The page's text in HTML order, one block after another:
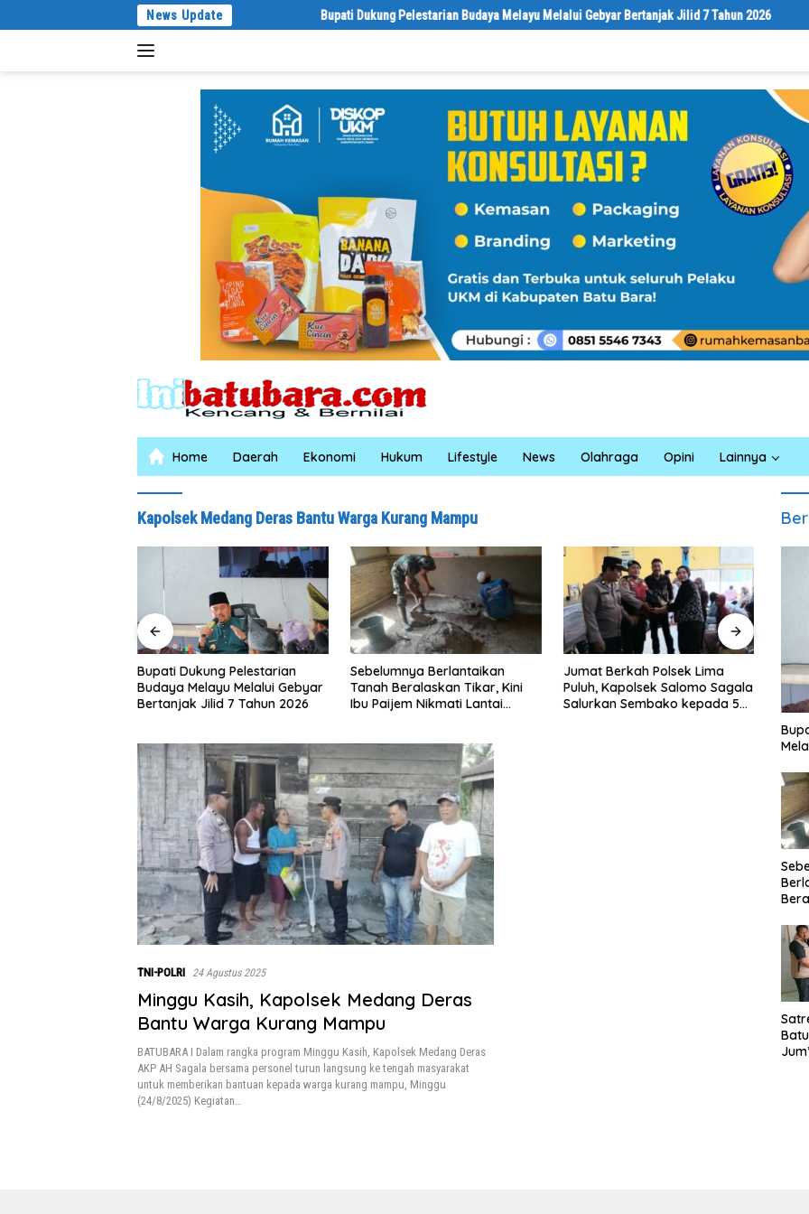
News Update Bupati Dukung Pelestarian Budaya Melayu Melalui Gebyar Bertanjak Jilid 7 Tahun 2026
Home Daerah Ekonomi Hukum Lifestyle News Olahraga Opini Lainnya
Kapolsek Medang Deras Bantu Warga Kurang Mampu
Bupati Dukung Pelestarian
Budaya Melayu Melalui Gebyar
Bertanjak Jilid 7 Tahun 2026
Sebelumnya Berlantaikan
Tanah Beralaskan Tikar, Kini
Ibu Paijem Nikmati Lantai
0208/Asahan
Jumat Berkah Polsek Lima
Puluh, Kapolsek Salomo Sagala
Salurkan Sembako kepada 50
Bara
TNI-POLRI 24 Agustus 2025
Minggu Kasih, Kapolsek Medang Deras
Bantu Warga Kurang Mampu
BATUBARA I Dalam rangka program Minggu Kasih, Kapolsek Medang Deras
AKP AH Sagala bersama personel turun langsung ke tengah masyarakat
untuk memberikan bantuan kepada warga kurang mampu, Minggu
(24/8/2025) Kegiatan…